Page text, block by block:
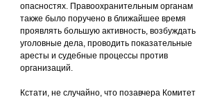
опасностях. Правоохранительным органам
также было поручено в ближайшее время
проявлять большую активность, возбуждать
уголовные дела, проводить показательные
аресты и судебные процессы против
организаций.
Кстати, не случайно, что позавчера Комитет